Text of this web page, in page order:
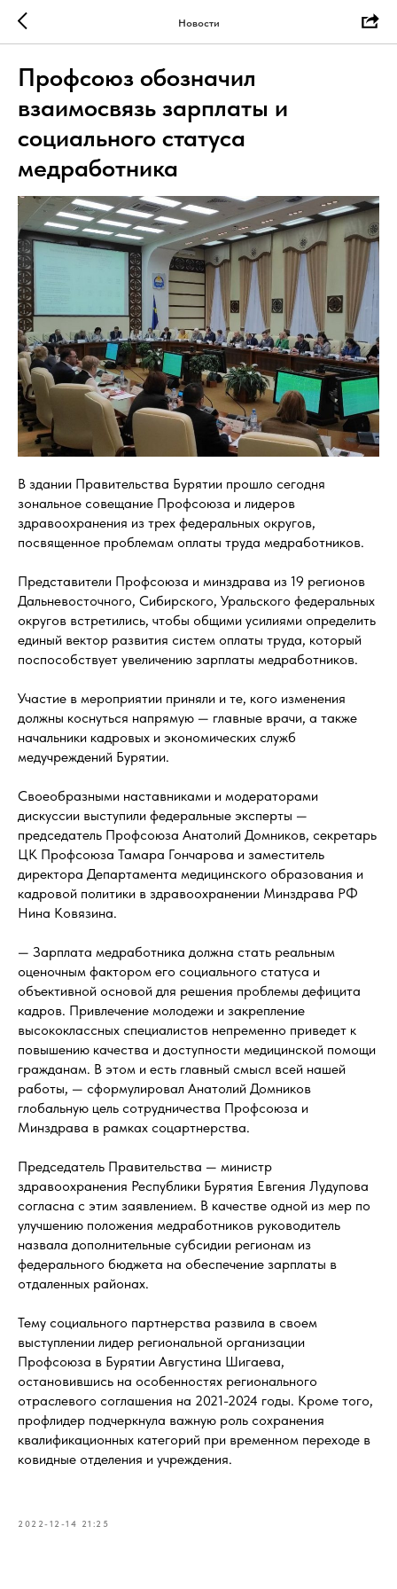
Новости
Профсоюз обозначил
взаимосвязь зарплаты и
социального статуса
медработника
В здании Правительства Бурятии прошло сегодня
зональное совещание Профсоюза и лидеров
здравоохранения из трех федеральных округов,
посвященное проблемам оплаты труда медработников.
Представители Профсоюза и минздрава из 19 регионов
Дальневосточного, Сибирского, Уральского федеральных
округов встретились, чтобы общими усилиями определить
единый вектор развития систем оплаты труда, который
поспособствует увеличению зарплаты медработников.
Участие в мероприятии приняли и те, кого изменения
должны коснуться напрямую — главные врачи, а также
начальники кадровых и экономических служб
медучреждений Бурятии.
Своеобразными наставниками и модераторами
дискуссии выступили федеральные эксперты —
председатель Профсоюза Анатолий Домников, секретарь
ЦК Профсоюза Тамара Гончарова и заместитель
директора Департамента медицинского образования и
кадровой политики в здравоохранении Минздрава РФ
Нина Ковязина.
— Зарплата медработника должна стать реальным
оценочным фактором его социального статуса и
объективной основой для решения проблемы дефицита
кадров. Привлечение молодежи и закрепление
высококлассных специалистов непременно приведет к
повышению качества и доступности медицинской помощи
гражданам. В этом и есть главный смысл всей нашей
работы, — сформулировал Анатолий Домников
глобальную цель сотрудничества Профсоюза и
Минздрава в рамках соцартнерства.
Председатель Правительства — министр
здравоохранения Республики Бурятия Евгения Лудупова
согласна с этим заявлением. В качестве одной из мер по
улучшению положения медработников руководитель
назвала дополнительные субсидии регионам из
федерального бюджета на обеспечение зарплаты в
отдаленных районах.
Тему социального партнерства развила в своем
выступлении лидер региональной организации
Профсоюза в Бурятии Августина Шигаева,
остановившись на особенностях регионального
отраслевого соглашения на 2021-2024 годы. Кроме того,
профлидер подчеркнула важную роль сохранения
квалификационных категорий при временном переходе в
ковидные отделения и учреждения.
2022-12-14 21:25